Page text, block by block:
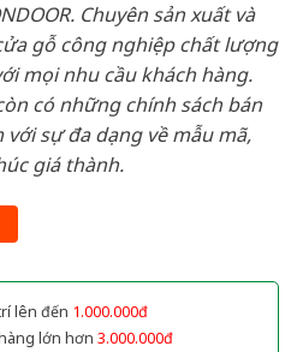
Chuyên sản xuất và
gỗ công nghiệp chất lượng
mọi nhu cầu khách hàng.
có những chính sách bán
với sự đa dạng về mẫu mã,
giá thành.
lên đến 1.000.000đ
lớn hơn 3.000.000đ